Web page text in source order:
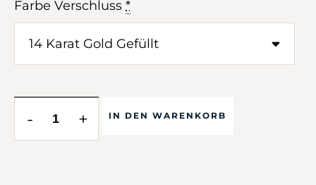
Farbe Verschluss *
- + IN DEN WARENKORB